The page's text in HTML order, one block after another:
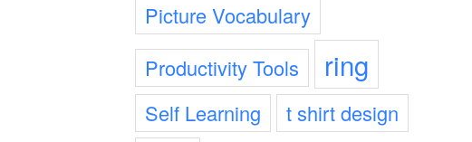
Picture Vocabulary
Productivity Tools
ring
Self Learning t shirt design